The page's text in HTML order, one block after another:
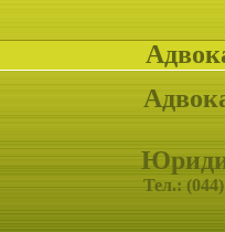
Тел.: (